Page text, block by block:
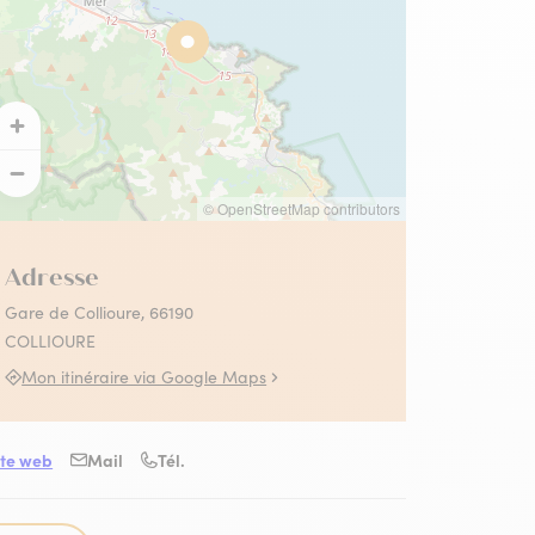
Collioure
en famille
moi le fauvisme
activités Absolument
les activités
© OpenStreetMap contributors
Adresse
Gare de Collioure, 66190
COLLIOURE
Mon itinéraire via Google Maps
web Mail Tél.